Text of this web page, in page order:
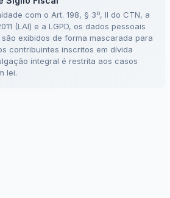
com o Art. 198, § 3º, II do CTN, a
(LAI) e a LGPD, os dados pessoais
são exibidos de forma mascarada para
contribuintes inscritos em dívida
integral é restrita aos casos
lei.